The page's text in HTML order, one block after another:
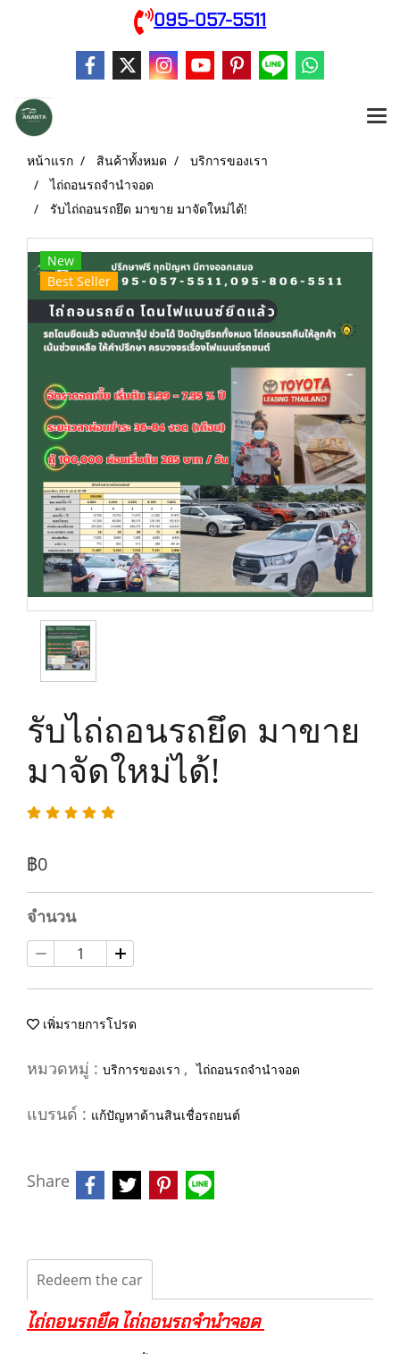
095-057-5511
หน้าแรก สินค้าทั้งหมด
บริการของเรา
ไถ่ถอนรถจำนำจอด
รับไถ่ถอนรถยึด มาขาย มาจัดใหม่ได้!
New
Best Seller
รับไถ่ถอนรถยึด มาขาย
มาจัดใหม่ได้!
฿0
จำนวน
เพิ่มรายการโปรด
หมวดหมู่ : บริการของเรา , ไถ่ถอนรถจำนำจอด
แบรนด์ : แก้ปัญหาด้านสินเชื่อรถยนต์
Share
Redeem the car
ไถ่ถอนรถยึด ไถ่ถอนรถจำนำจอด